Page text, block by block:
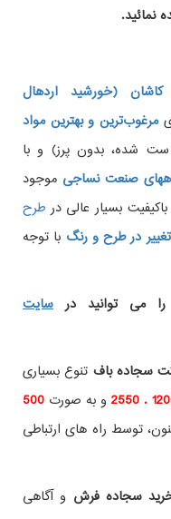
نمائید.
(خورشید اردهال
مرغوب‌ترین و بهترین مواد
شده، بدون پرز) و با
صنعت نساجی موجود
بسیار عالی درطرح
تغییر در طرح و رنگ با توجه
را می توانید در سایت
سجاده باف تنوع بسیاری
و به صورت 500
توسط راه های ارتباطی
سجاده فرش و آگاهی